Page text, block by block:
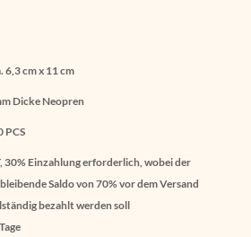
6,3 cm x 11 cm
Dicke Neopren
PCS
30% Einzahlung erforderlich, wobei der
Saldo von 70% vor dem Versand
bezahlt werden soll